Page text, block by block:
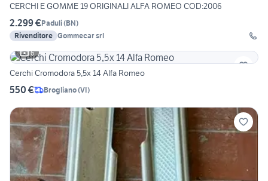
CERCHI E GOMME 19 ORIGINALI ALFA ROMEO COD:2006
2.299 €Paduli(BN)
Rivenditore Gommecar srl
6
Cerchi Cromodora 5,5x 14 Alfa Romeo
550 € Brogliano(VI)